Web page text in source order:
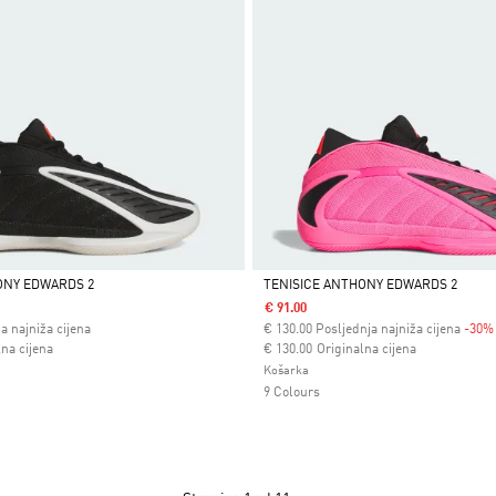
EDWARDS 2
najniža cijena
cijena
Da
TENISICE ANTHONY EDWARDS 2
€ 91.00
€ 130.00 Posljednja najniža cijena -30%
Originalna cijena
Cijena umanjena od
€ 130.00za
Košarka
9 Colours